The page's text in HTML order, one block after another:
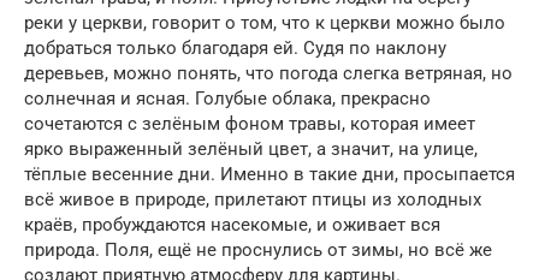
реки у церкви, говорит о том, что к церкви можно было
добраться только благодаря ей. Судя по наклону
деревьев, можно понять, что погода слегка ветряная, но
солнечная и ясная. Голубые облака, прекрасно
сочетаются с зелёным фоном травы, которая имеет
ярко выраженный зелёный цвет, а значит, на улице,
тёплые весенние дни. Именно в такие дни, просыпается
всё живое в природе, прилетают птицы из холодных
краёв, пробуждаются насекомые, и оживает вся
природа. Поля, ещё не проснулись от зимы, но всё же
создают приятную атмосферу для картины.